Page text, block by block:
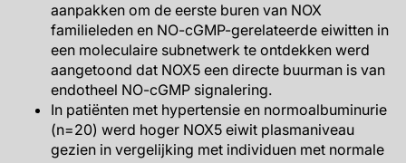
aanpakken om de eerste buren van NOX
familieleden en NO-cGMP-gerelateerde eiwitten in
een moleculaire subnetwerk te ontdekken werd
aangetoond dat NOX5 een directe buurman is van
endotheel NO-cGMP signalering.
In patiënten met hypertensie en normoalbuminurie
(n=20) werd hoger NOX5 eiwit plasmaniveau
gezien in vergelijking met individuen met normale